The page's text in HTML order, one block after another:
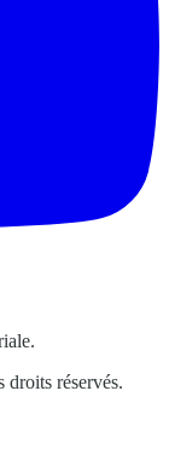
réservés.